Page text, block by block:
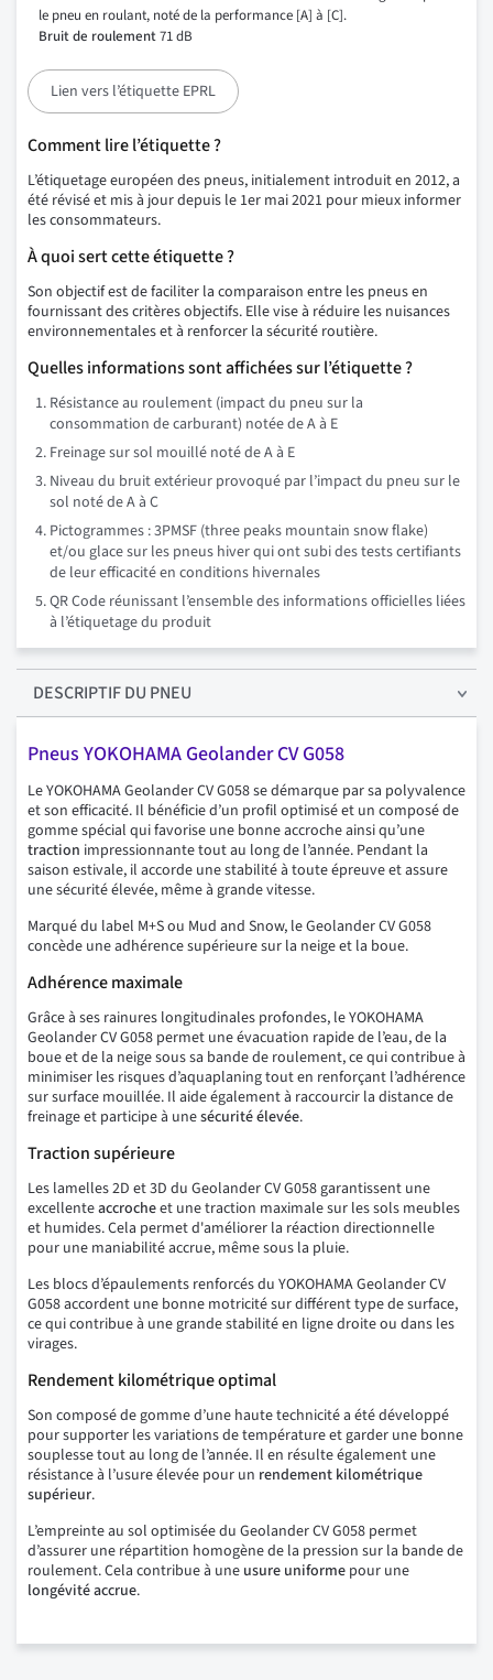
le pneu en roulant, noté de la performance [A] à [C].
Bruit de roulement71 dB
Lien vers l’étiquette EPRL
Comment lire l’étiquette ?
L’étiquetage européen des pneus, initialement introduit en 2012, a
été révisé et mis à jour depuis le 1er mai 2021 pour mieux informer
les consommateurs.
À quoi sert cette étiquette ?
Son objectif est de faciliter la comparaison entre les pneus en
fournissant des critères objectifs. Elle vise à réduire les nuisances
environnementales et à renforcer la sécurité routière.
Quelles informations sont affichées sur l’étiquette ?
Résistance au roulement (impact du pneu sur la
consommation de carburant) notée de A à E
Freinage sur sol mouillé noté de A à E
Niveau du bruit extérieur provoqué par l’impact du pneu sur le
sol noté de A à C
Pictogrammes : 3PMSF (three peaks mountain snow flake)
et/ou glace sur les pneus hiver qui ont subi des tests certifiants
de leur efficacité en conditions hivernales
QR Code réunissant l’ensemble des informations officielles liées
à l’étiquetage du produit
DESCRIPTIFDU PNEU
Pneus YOKOHAMA Geolander CV G058
Le YOKOHAMA Geolander CV G058 se démarque par sa polyvalence
et son efficacité. Il bénéficie d’un profil optimisé et un composé de
gomme spécial qui favorise une bonne accroche ainsi qu’une
traction impressionnante tout au long de l’année. Pendant la
saison estivale, il accorde une stabilité à toute épreuve et assure
une sécurité élevée, même à grande vitesse.
Marqué du label M+S ou Mud and Snow, le Geolander CV G058
concède une adhérence supérieure sur la neige et la boue.
Adhérence maximale
Grâce à ses rainures longitudinales profondes, le YOKOHAMA
Geolander CV G058 permet une évacuation rapide de l’eau, de la
boue et de la neige sous sa bande de roulement, ce qui contribue à
minimiser les risques d’aquaplaning tout en renforçant l’adhérence
sur surface mouillée. Il aide également à raccourcir la distance de
freinage et participe à unesécurité élevée.
Traction supérieure
Les lamelles 2D et 3D du Geolander CV G058 garantissent une
excellenteaccrocheet une traction maximale sur les sols meubles
et humides. Cela permet d'améliorer la réaction directionnelle
pour une maniabilité accrue, même sous la pluie.
Les blocs d’épaulements renforcés du YOKOHAMA Geolander CV
G058 accordent une bonne motricité sur différent type de surface,
ce qui contribue à une grande stabilité en ligne droite ou dans les
virages.
Rendement kilométrique optimal
Son composé de gomme d’une haute technicité a été développé
pour supporter les variations de température et garder une bonne
souplesse tout au long de l’année. Il en résulte également une
résistance à l’usure élevée pour un rendement kilométrique
supérieur.
L’empreinte au sol optimisée du Geolander CV G058 permet
d’assurer une répartition homogène de la pression sur la bande de
roulement. Cela contribue à une usure uniforme pour une
longévité accrue.